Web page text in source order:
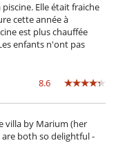
Elle était fraiche
cette année à
est plus chauffée
enfants n'ont pas
8.6
villa by Marium (her
are both so delightful -